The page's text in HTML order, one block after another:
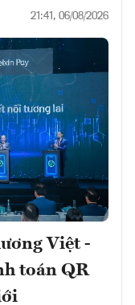
21:41, 06/08/2026
Việt -
toán QR